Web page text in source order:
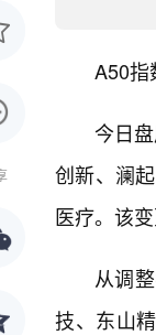
A50指
今日
创新、澜
医疗。该
从调
技、东山